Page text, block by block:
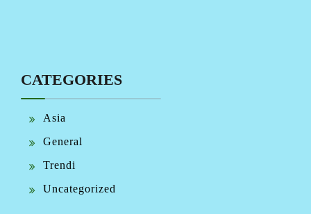
CATEGORIES
Asia
General
Trendi
Uncategorized